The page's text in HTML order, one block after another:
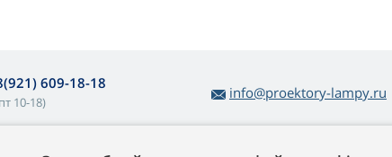
609-18-18
10-18)
info@proektory-lampy.ru